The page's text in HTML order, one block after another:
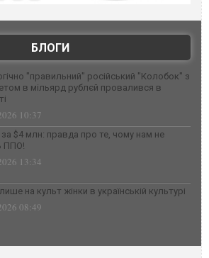
БЛОГИ
"правильний" російський "Колобок" з
в мільярд рублєй провалився в
10:37
за $4 млн: правда про те, чому нам не
ППО!
13:34
на культ жінки в українській культурі
08:49